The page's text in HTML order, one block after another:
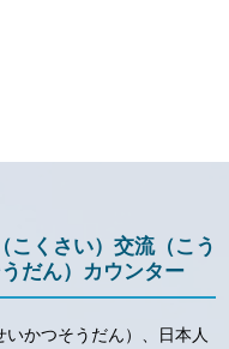
こくさい）交流（こう
だん）カウンター
かつそうだん）、日本人